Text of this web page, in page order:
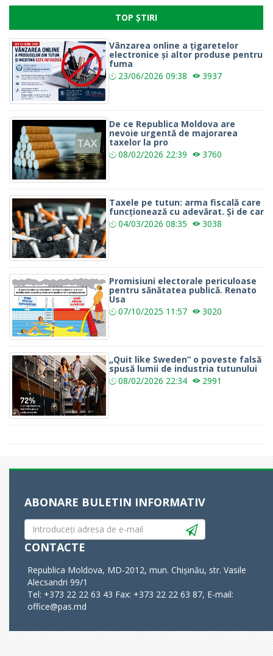
TOP ȘTIRI
Vânzarea online a țigaretelor
electronice și altor produse pentru
fuma
23/06/2026 09:38 3937
De ce Republica Moldova are
nevoie urgentă de majorarea
taxelor la pro
08/02/2026 22:39 3760
Taxele pe tutun: arma fiscală care
funcționează cu adevărat. Și de car
04/03/2026 08:35 3038
Promisiuni electorale periculoase
pentru sănătatea publică. Renato
Usa
07/10/2025 11:57 3020
„Quit like Sweden” o poveste falsă
spusă lumii de industria tutunului
08/02/2026 22:34 2991
ABONARE BULETIN INFORMATIV
CONTACTE
Republica Moldova, MD-2012, mun. Chișinău, str. Vasile
Alecsandri 99/1
Tel: +373 22 22 63 43 Fax: +373 22 22 63 87, E-mail:
office@pas.md